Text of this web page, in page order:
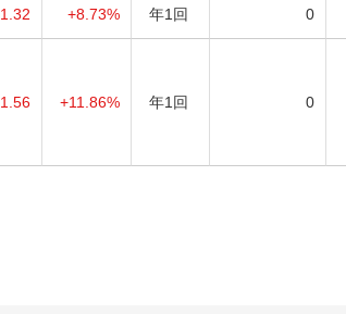
1.32 +8.73% 年1回 0
1.56 +11.86% 年1回 0